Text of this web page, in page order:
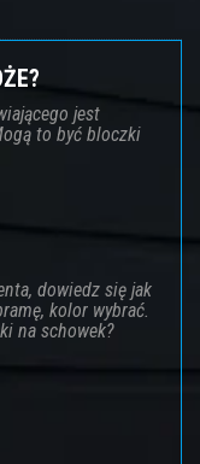
jest
to być bloczki
dowiedz się jak
kolor wybrać.
na schowek?